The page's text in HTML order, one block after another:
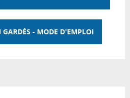
GARDÉS - MODE D'EMPLOI